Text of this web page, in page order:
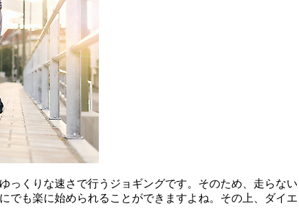
っくりな速さで行うジョギングです。そのため、走らな
も楽に始められることができますよね。その上、ダイ